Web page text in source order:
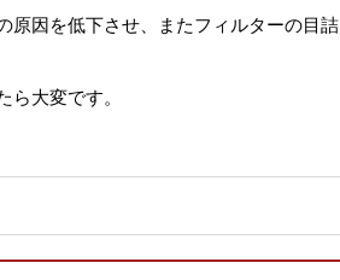
因を低下させ、またフィルターの目
大変です。